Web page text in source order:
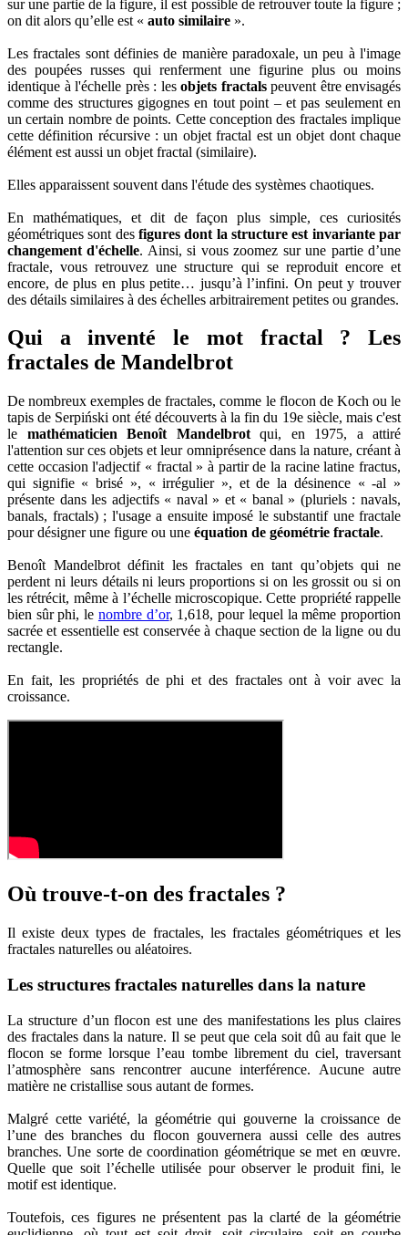
sur une partie de la figure, il est possible de retrouver toute la figure ;
on dit alors qu’elle est « auto similaire ».
Les fractales sont définies de manière paradoxale, un peu à l'image
des poupées russes qui renferment une figurine plus ou moins
identique à l'échelle près : les objets fractalspeuvent être envisagés
comme des structures gigognes en tout point – et pas seulement en
un certain nombre de points. Cette conception des fractales implique
cette définition récursive : un objet fractal est un objet dont chaque
élément est aussi un objet fractal (similaire).
Elles apparaissent souvent dans l'étude des systèmes chaotiques.
En mathématiques, et dit de façon plus simple, ces curiosités
géométriques sont des figures dont la structure est invariante par
changement d'échelle. Ainsi, si vous zoomez sur une partie d’une
fractale, vous retrouvez une structure qui se reproduit encore et
encore, de plus en plus petite… jusqu’à l’infini. On peut y trouver
des détails similaires à des échelles arbitrairement petites ou grandes.
Qui a inventé le mot fractal ? Les
fractales de Mandelbrot
De nombreux exemples de fractales, comme le flocon de Koch ou le
tapis de Serpiński ont été découverts à la fin du 19e siècle, mais c'est
le mathématicien Benoît Mandelbrotqui, en 1975, a attiré
l'attention sur ces objets et leur omniprésence dans la nature, créant à
cette occasion l'adjectif « fractal » à partir de la racine latine fractus,
qui signifie « brisé », « irrégulier », et de la désinence « -al »
présente dans les adjectifs « naval » et « banal » (pluriels : navals,
banals, fractals) ; l'usage a ensuite imposé le substantif une fractale
pour désigner une figure ou une équation de géométrie fractale.
Benoît Mandelbrot définit les fractales en tant qu’objets qui ne
perdent ni leurs détails ni leurs proportions si on les grossit ou si on
les rétrécit, même à l’échelle microscopique. Cette propriété rappelle
bien sûr phi, le nombre d’or, 1,618, pour lequel la même proportion
sacrée et essentielle est conservée à chaque section de la ligne ou du
rectangle.
En fait, les propriétés de phi et des fractales ont à voir avec la
croissance.
Où trouve-t-on des fractales ?
Il existe deux types de fractales, les fractales géométriques et les
fractales naturelles ou aléatoires.
Les structures fractales naturelles dans la nature
La structure d’un flocon est une des manifestations les plus claires
des fractales dans la nature. Il se peut que cela soit dû au fait que le
flocon se forme lorsque l’eau tombe librement du ciel, traversant
l’atmosphère sans rencontrer aucune interférence. Aucune autre
matière ne cristallise sous autant de formes.
Malgré cette variété, la géométrie qui gouverne la croissance de
l’une des branches du flocon gouvernera aussi celle des autres
branches. Une sorte de coordination géométrique se met en œuvre.
Quelle que soit l’échelle utilisée pour observer le produit fini, le
motif est identique.
Toutefois, ces figures ne présentent pas la clarté de la géométrie